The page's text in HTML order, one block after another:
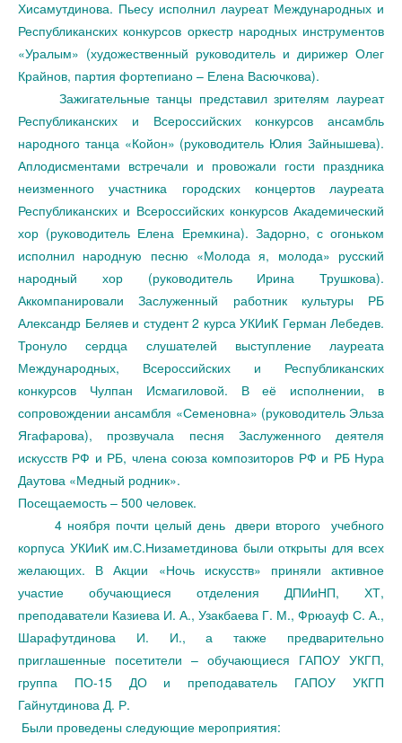
Хисамутдинова. Пьесу исполнил лауреат Международных и
Республиканских конкурсов оркестр народных инструментов
«Уралым» (художественный руководитель и дирижер Олег
Крайнов, партия фортепиано – Елена Васючкова).
Зажигательные танцы представил зрителям лауреат
Республиканских и Всероссийских конкурсов ансамбль
народного танца «Койон» (руководитель Юлия Зайнышева).
Аплодисментами встречали и провожали гости праздника
неизменного участника городских концертов лауреата
Республиканских и Всероссийских конкурсов Академический
хор (руководитель Елена Еремкина). Задорно, с огоньком
исполнил народную песню «Молода я, молода» русский
народный хор (руководитель Ирина Трушкова).
Аккомпанировали Заслуженный работник культуры РБ
Александр Беляев и студент 2 курса УКИиК Герман Лебедев.
Тронуло сердца слушателей выступление лауреата
Международных, Всероссийских и Республиканских
конкурсов Чулпан Исмагиловой. В её исполнении, в
сопровождении ансамбля «Семеновна» (руководитель Эльза
Ягафарова), прозвучала песня Заслуженного деятеля
искусств РФ и РБ, члена союза композиторов РФ и РБ Нура
Даутова «Медный родник».
Посещаемость – 500 человек.
4 ноября почти целый день двери второго учебного
корпуса УКИиК им.С.Низаметдинова были открыты для всех
желающих. В Акции «Ночь искусств» приняли активное
участие обучающиеся отделения ДПИиНП, ХТ,
преподаватели Казиева И. А., Узакбаева Г. М., Фрюауф С. А.,
Шарафутдинова И. И., а также предварительно
приглашенные посетители – обучающиеся ГАПОУ УКГП,
группа ПО-15 ДО и преподаватель ГАПОУ УКГП
Гайнутдинова Д. Р.
Были проведены следующие мероприятия: